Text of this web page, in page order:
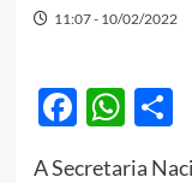
11:07 - 10/02/2022
A Secretaria